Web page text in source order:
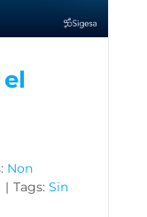
Non
| Tags: Sin